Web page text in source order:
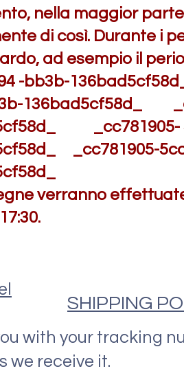
nella maggior
di così. Durante i
ad esempio il
-bb3b-
136bad5cf58d_
_cc781905-
_cc781905-
verranno
SHIPPING
with your tracking
we receive it.